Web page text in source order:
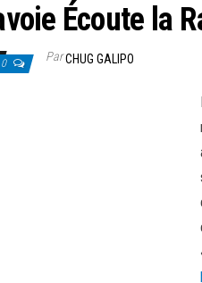
Écoute la
0 ParCHUG GALIPO